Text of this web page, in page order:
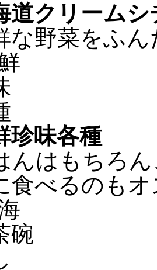
道クリーム
な野菜をふ
珍味各種
んはもちろ
食べるのも